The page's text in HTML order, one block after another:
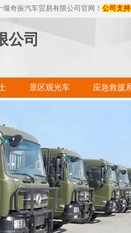
奇振汽车贸易有限公司官网！ 公司支
公司
景区观光车 应急救援